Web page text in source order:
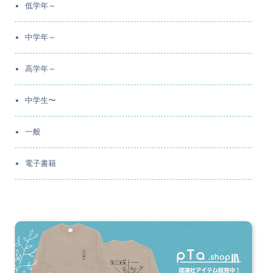
低学年～
中学年～
高学年～
中学生〜
一般
電子書籍